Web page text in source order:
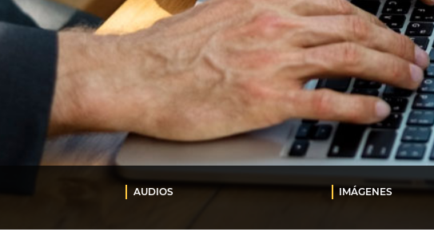
AUDIOS IMÁGENES